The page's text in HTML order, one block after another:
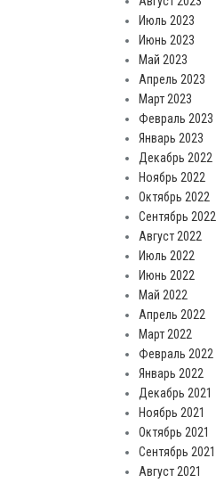
Июль 2023
Июнь 2023
Май 2023
Апрель 2023
Март 2023
Февраль 2023
Январь 2023
Декабрь 2022
Ноябрь 2022
Октябрь 2022
Сентябрь 2022
Август 2022
Июль 2022
Июнь 2022
Май 2022
Апрель 2022
Март 2022
Февраль 2022
Январь 2022
Декабрь 2021
Ноябрь 2021
Октябрь 2021
Сентябрь 2021
Август 2021